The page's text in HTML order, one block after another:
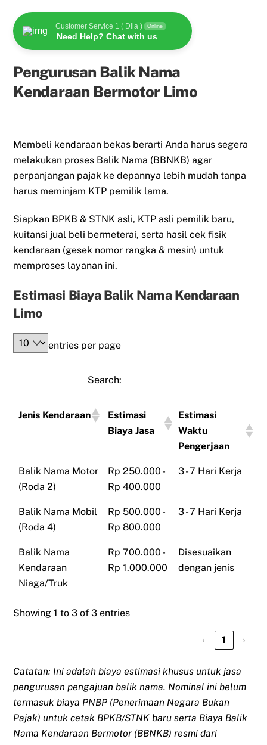
Customer Service 1 ( Dila ) Online
Need Help? Chat with us
Pengurusan Balik Nama
Kendaraan Bermotor Limo
Membeli kendaraan bekas berarti Anda harus segera
melakukan proses Balik Nama (BBNKB) agar
perpanjangan pajak ke depannya lebih mudah tanpa
harus meminjam KTP pemilik lama.
Siapkan BPKB & STNK asli, KTP asli pemilik baru,
kuitansi jual beli bermeterai, serta hasil cek fisik
kendaraan (gesek nomor rangka & mesin) untuk
memproses layanan ini.
Estimasi Biaya Balik Nama Kendaraan
Limo
entries per page
Search:
Jenis Kendaraan
Estimasi
Biaya Jasa
Estimasi
Waktu
Pengerjaan
Balik Nama Motor
(Roda 2)
Rp 250.000 -
Rp 400.000
3 - 7 Hari Kerja
Balik Nama Mobil
(Roda 4)
Rp 500.000 -
Rp 800.000
3 - 7 Hari Kerja
Balik Nama
Kendaraan
Niaga/Truk
Rp 700.000 -
Rp 1.000.000
Disesuaikan
dengan jenis
Showing 1 to 3 of 3 entries
‹ 1 ›
Catatan: Ini adalah biaya estimasi khusus untuk jasa
pengurusan pengajuan balik nama. Nominal ini belum
termasuk biaya PNBP (Penerimaan Negara Bukan
Pajak) untuk cetak BPKB/STNK baru serta Biaya Balik
Nama Kendaraan Bermotor (BBNKB) resmi dari